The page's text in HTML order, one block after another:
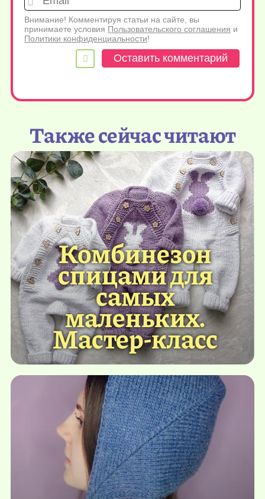
Внимание! Комментируя статьи на сайте, вы
принимаете условия Пользовательского соглашения и
Политики конфиденциальности!
Также сейчас читают
Комбинезон
спицами для
самых
маленьких.
Мастер-класс